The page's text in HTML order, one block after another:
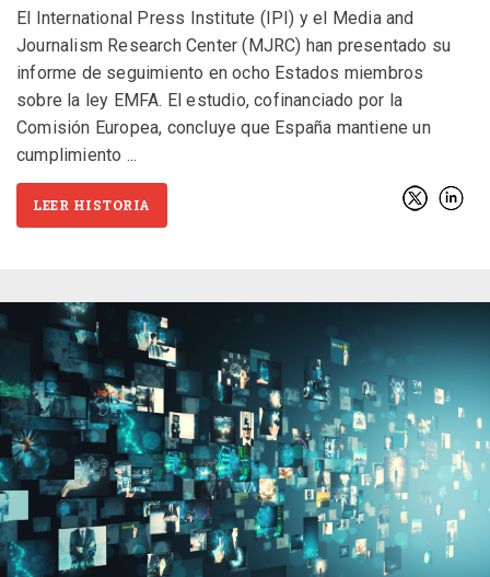
El International Press Institute (IPI) y el Media and
Journalism Research Center (MJRC) han presentado su
informe de seguimiento en ocho Estados miembros
sobre la ley EMFA. El estudio, cofinanciado por la
Comisión Europea, concluye que España mantiene un
cumplimiento
LEER HISTORIA